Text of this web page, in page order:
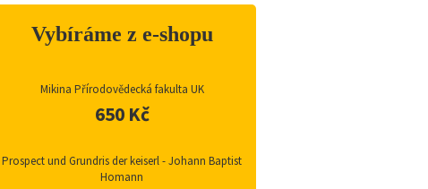
Vybíráme z e-shopu
Mikina Přírodovědecká fakulta UK
650 Kč
Prospect und Grundris der keiserl - Johann Baptist
Homann